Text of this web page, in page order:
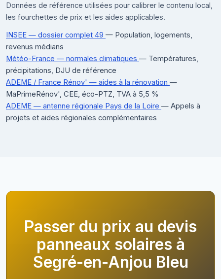
Données de référence utilisées pour calibrer le contenu local,
les fourchettes de prix et les aides applicables.
INSEE — dossier complet 49 — Population, logements,
revenus médians
Météo-France — normales climatiques — Températures,
précipitations, DJU de référence
ADEME / France Rénov' — aides à la rénovation —
MaPrimeRénov', CEE, éco-PTZ, TVA à 5,5 %
ADEME — antenne régionale Pays de la Loire — Appels à
projets et aides régionales complémentaires
Passer du prix au devis
panneaux solaires à
Segré-en-Anjou Bleu